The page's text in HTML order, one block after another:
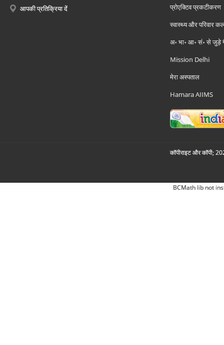
आपकी प्रतिक्रिया दें
प्रोएक्टिव प्रकटीकरण
स्वास्थ्य और परिवार
अ॰ भा॰ आ॰ सं॰ से जुड़े
Mission Delhi
मेरा अस्पताल
Hamara AIIMS
कॉपीराइट और कॉपी;
BCMath lib not